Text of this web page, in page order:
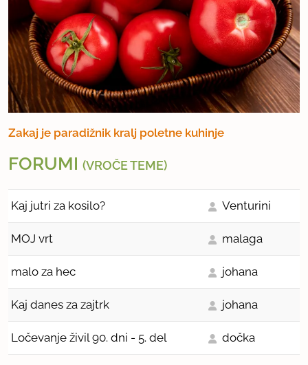
Zakaj je paradižnik kralj poletne kuhinje
FORUMI (VROČE TEME)
Kaj jutri za kosilo? Venturini
MOJ vrt malaga
malo za hec johana
Kaj danes za zajtrk johana
Ločevanje živil 90. dni - 5. del dočka